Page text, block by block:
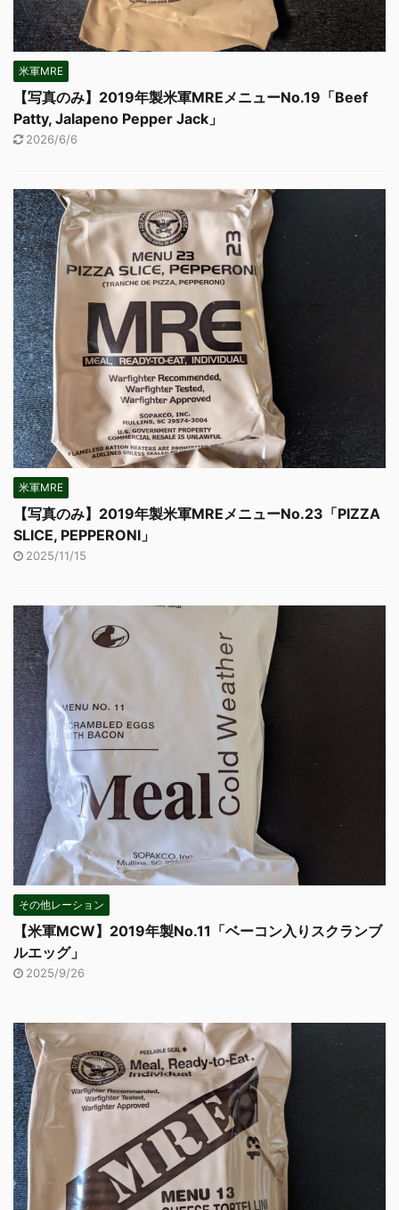
米軍MRE
【写真のみ】2019年製米軍MREメニューNo.19「Beef
Patty, Jalapeno Pepper Jack」
2026/6/6
米軍MRE
【写真のみ】2019年製米軍MREメニューNo.23「PIZZA
SLICE, PEPPERONI」
2025/11/15
その他レーション
【米軍MCW】2019年製No.11「ベーコン入りスクランブ
ルエッグ」
2025/9/26